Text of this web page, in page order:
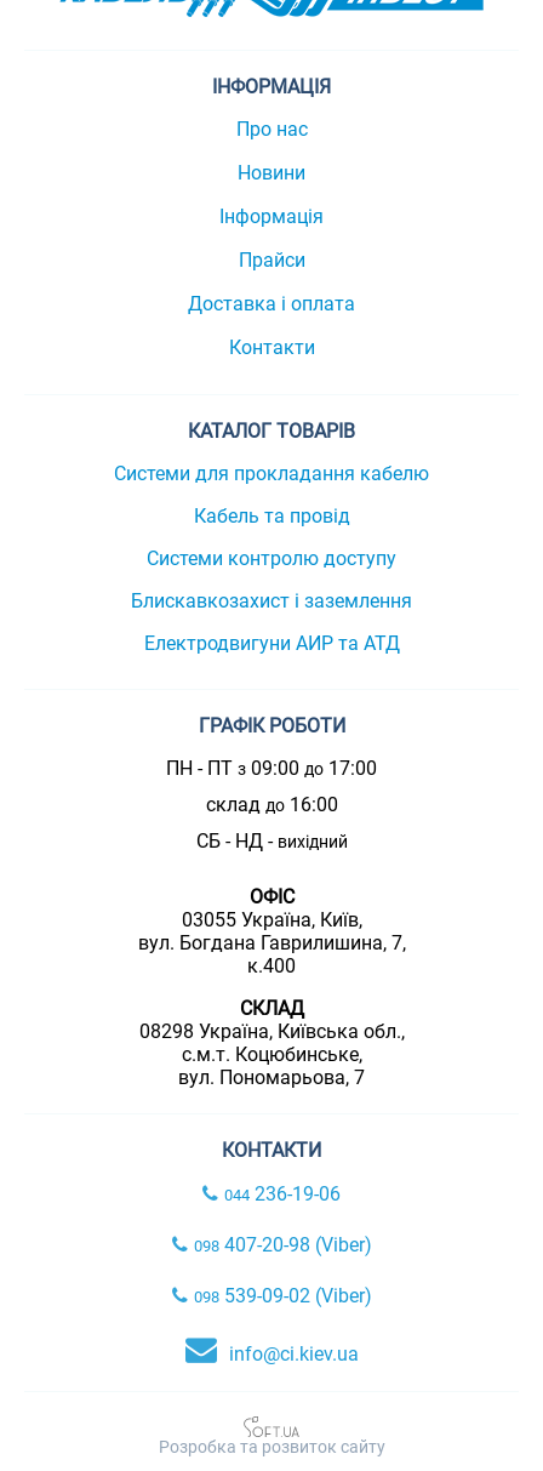
ІНФОРМАЦІЯ
Про нас
Новини
Інформація
Прайси
Доставка і оплата
Контакти
КАТАЛОГ ТОВАРІВ
Системи для прокладання кабелю
Кабель та провід
Системи контролю доступу
Блискавкозахист і заземлення
Електродвигуни АИР та АТД
ГРАФІК РОБОТИ
ПН - ПТ з 09:00 до 17:00
склад до16:00
СБ - НД - вихідний
ОФІС
03055 Україна, Київ,
вул. Богдана Гаврилишина, 7,
к.400
СКЛАД
08298 Україна, Київська обл.,
с.м.т. Коцюбинське,
вул. Пономарьова, 7
КОНТАКТИ
044 236-19-06
098407-20-98 (Viber)
098539-09-02 (Viber)
info@ci.kiev.ua
Розробка та розвиток сайту